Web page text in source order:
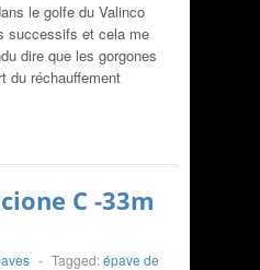
le golfe du Valinco
successifs et cela me
dire que les gorgones
du réchauffement
C -33m
- Tagged:épave de